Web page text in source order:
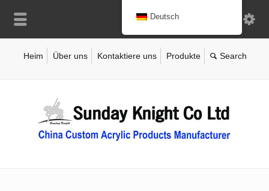
Heim Über uns Kontaktiere uns Produkte
Deutsch